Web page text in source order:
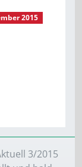
2015
3/2015